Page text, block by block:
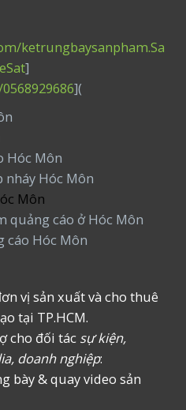
ketrungbaysanpham.Sa
]
](
Hóc Môn
nháy Hóc Môn
Môn
quảng cáo ở Hóc Môn
cáo Hóc Môn
vị sản xuất và cho thuê
tại TP.HCM.
cho đối tác sự kiện,
doanh nghiệp:
bày & quay video sản